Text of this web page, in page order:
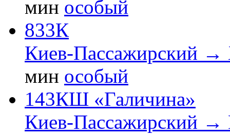
мин особый
833К
Киев-Пассажирский →
мин особый
143КШ «Галичина»
Киев-Пассажирский →